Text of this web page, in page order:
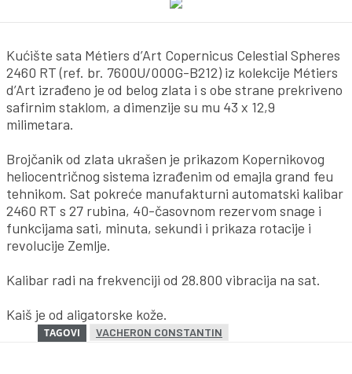
Kućište sata Métiers d’Art Copernicus Celestial Spheres
2460 RT (ref. br. 7600U/000G-B212) iz kolekcije Métiers
d’Art izrađeno je od belog zlata i s obe strane prekriveno
safirnim staklom, a dimenzije su mu 43 x 12,9
milimetara.
Brojčanik od zlata ukrašen je prikazom Kopernikovog
heliocentričnog sistema izrađenim od emajla grand feu
tehnikom. Sat pokreće manufakturni automatski kalibar
2460 RT s 27 rubina, 40-časovnom rezervom snage i
funkcijama sati, minuta, sekundi i prikaza rotacije i
revolucije Zemlje.
Kalibar radi na frekvenciji od 28.800 vibracija na sat.
Kaiš je od aligatorske kože.
TAGOVI VACHERON CONSTANTIN